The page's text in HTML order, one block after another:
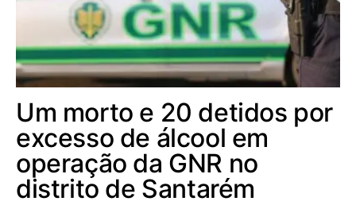
Um morto e 20 detidos por
excesso de álcool em
operação da GNR no
distrito de Santarém